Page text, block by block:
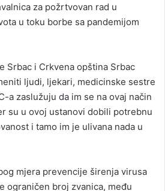
za požrtvovan rad u
u toku borbe sa pandemijom
Srbac i Crkvena opština Srbac
ljudi, ljekari, medicinske sestre
a zaslužuju da im se na ovaj način
su u ovoj ustanovi dobili potrebnu
i tamo im je ulivana nada u
mjera prevencije širenja virusa
ograničen broj zvanica, među